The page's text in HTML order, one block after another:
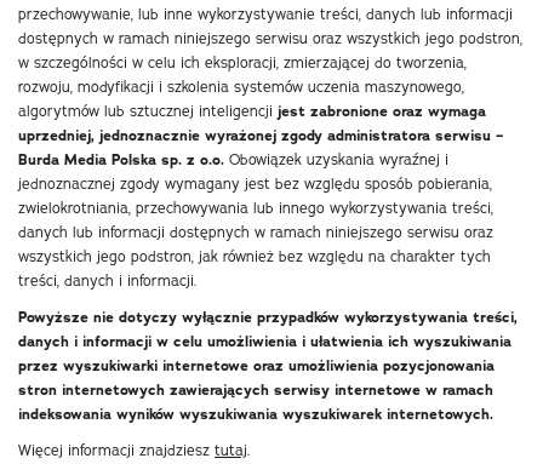
przechowywanie, lub inne wykorzystywanie treści, danych lub informacji
dostępnych w ramach niniejszego serwisu oraz wszystkich jego podstron,
w szczególności w celu ich eksploracji, zmierzającej do tworzenia,
rozwoju, modyfikacji i szkolenia systemów uczenia maszynowego,
algorytmów lub sztucznej inteligencji jest zabronione oraz wymaga
uprzedniej, jednoznacznie wyrażonej zgody administratora serwisu –
Burda Media Polska sp. z o.o. Obowiązek uzyskania wyraźnej i
jednoznacznej zgody wymagany jest bez względu sposób pobierania,
zwielokrotniania, przechowywania lub innego wykorzystywania treści,
danych lub informacji dostępnych w ramach niniejszego serwisu oraz
wszystkich jego podstron, jak również bez względu na charakter tych
treści, danych i informacji.
Powyższe nie dotyczy wyłącznie przypadków wykorzystywania treści,
danych i informacji w celu umożliwienia i ułatwienia ich wyszukiwania
przez wyszukiwarki internetowe oraz umożliwienia pozycjonowania
stron internetowych zawierających serwisy internetowe w ramach
indeksowania wyników wyszukiwania wyszukiwarek internetowych.
Więcej informacji znajdziesz tutaj.